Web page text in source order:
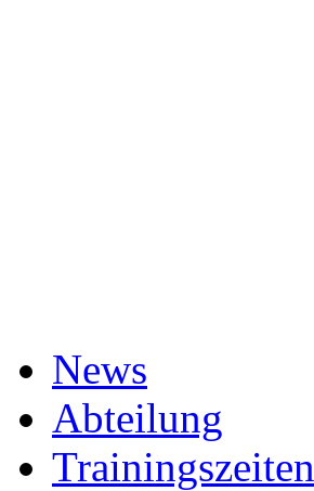
News
Abteilung
Trainingszeiten